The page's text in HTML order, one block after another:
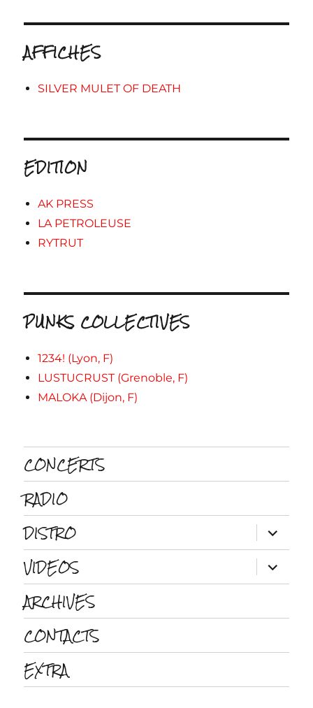
AFFICHES
SILVER MULET OF DEATH
EDITION
AK PRESS
LA PETROLEUSE
RYTRUT
PUNKS COLLECTIVES
1234! (Lyon, F)
LUSTUCRUST (Grenoble, F)
MALOKA (Dijon, F)
CONCERTS
RADIO
DISTRO
ouvrir
le
sous-
menu
VIDEOS ouvrir
le
sous-
ARCHIVES
CONTACTS
EXTRA